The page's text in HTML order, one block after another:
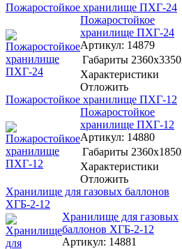
Пожаростойкое хранилище ПХГ-24
Пожаростойкое
хранилище ПХГ-24
Артикул: 14879
Габариты
Характеристики
Отложить
Пожаростойкое хранилище ПХГ-12
Пожаростойкое
хранилище ПХГ-12
Артикул: 14880
Габариты
Характеристики
Отложить
Хранилище для газовых баллонов
ХГБ-2-12
Хранилище для газовых
баллонов ХГБ-2-12
Артикул: 14881